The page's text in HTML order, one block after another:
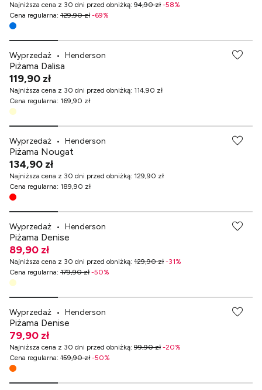
Najniższa cena z 30 dni przed obniżką: 94,90 zł -58%
Cena regularna: 129,90 zł -69%
Wyprzedaż • Henderson
Piżama Dalisa
119,90 zł
Najniższa cena z 30 dni przed obniżką: 114,90 zł
Cena regularna: 169,90 zł
Wyprzedaż • Henderson
Piżama Nougat
134,90 zł
Najniższa cena z 30 dni przed obniżką: 129,90 zł
Cena regularna: 189,90 zł
Wyprzedaż • Henderson
Piżama Denise
89,90 zł
Najniższa cena z 30 dni przed obniżką: 129,90 zł -31%
Cena regularna: 179,90 zł -50%
Wyprzedaż • Henderson
Piżama Denise
79,90 zł
Najniższa cena z 30 dni przed obniżką: 99,90 zł -20%
Cena regularna: 159,90 zł -50%